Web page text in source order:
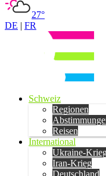
27°
DE | FR
Schweiz
Regionen
Reisen
International
Ukraine-
Iran-Krieg
Deutschland